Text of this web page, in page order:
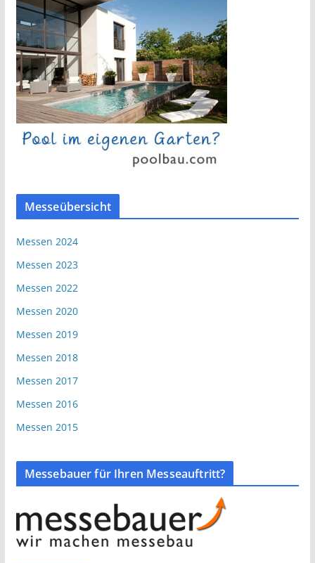
Messeübersicht
Messen 2024
Messen 2023
Messen 2022
Messen 2020
Messen 2019
Messen 2018
Messen 2017
Messen 2016
Messen 2015
Messebauer für Ihren Messeauftritt?